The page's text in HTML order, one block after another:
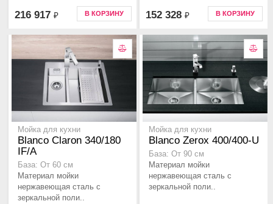
216 917 ₽ В КОРЗИНУ 152 328 ₽ В КОРЗИНУ
Мойка для кухни
Blanco Claron 340/180
IF/A
База: От 60 см
Материал мойки
нержавеющая сталь с
зеркальной поли..
Мойка для кухни
Blanco Zerox 400/400-U
База: От 90 см
Материал мойки
нержавеющая сталь с
зеркальной поли..